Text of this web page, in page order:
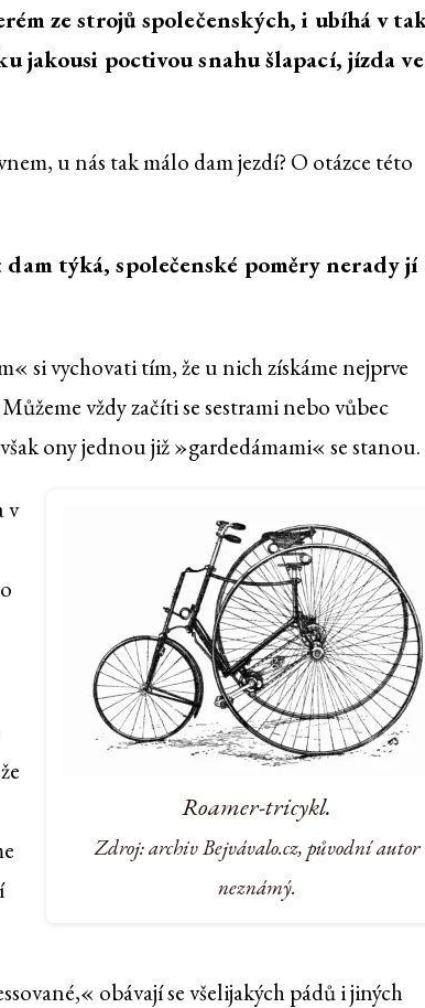
ze strojů společenských, i ubíhá v
jakousi poctivou snahu šlapací, jízda
u nás tak málo dam jezdí? O otázce této
týká, společenské poměry nerady jí
si vychovati tím, že u nich získáme nejprve
vždy začíti se sestrami nebo vůbec
ony jednou již »gardedámami« se stanou.
Roamer-tricykl.
Zdroj: archiv Bejvávalo.cz, původní autor
neznámý.
v
obávají se všelijakých pádů i jiných